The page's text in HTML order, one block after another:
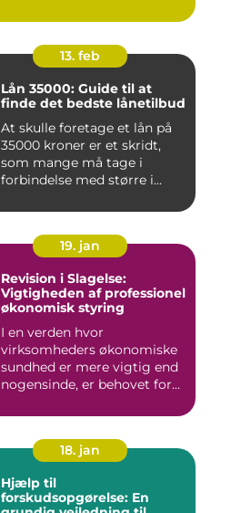
13. feb
Lån 35000: Guide til at
finde det bedste lånetilbud
At skulle foretage et lån på
35000 kroner er et skridt,
som mange må tage i
forbindelse med større i...
19. jan
Revision i Slagelse:
Vigtigheden af professionel
økonomisk styring
I en verden hvor
virksomheders økonomiske
sundhed er mere vigtig end
nogensinde, er behovet for
18. jan
Hjælp til
forskudsopgørelse: En